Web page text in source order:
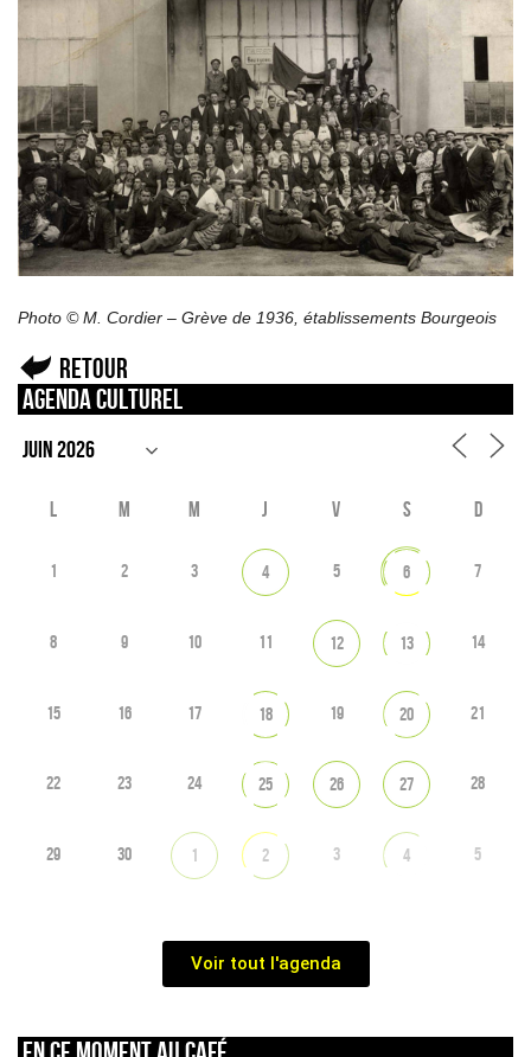
Photo © M. Cordier – Grève de 1936, établissements Bourgeois
Retour
Agenda culturel
L M M J V S D
1 2 3 4 5 6 7
8 9 10 11 12 13 14
15 16 17 18 19 20 21
22 23 24 25 26 27 28
29 30 1 2 3 4 5
Voir tout l'agenda